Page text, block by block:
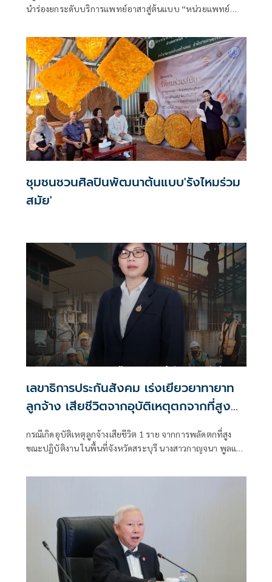
นำร่องยกระดับบริการแพทย์อาสาสู่ต้นแบบ “หน่วยแพทย์
ชุมชนชวนศิลปินพัฒนาต้นแบบ'รังไหมร่วม
สมัย'
เลขาธิการประกันสังคม เร่งเยียวยาทายาท
ลูกจ้าง เสียชีวิตจากอุบัติเหตุตกจากที่สูง
กรณีเกิดอุบัติเหตุลูกจ้างเสียชีวิต 1 ราย จากการพลัดตกที่สูง
ขณะปฏิบัติงาน ในพื้นที่จังหวัดสระบุรี นางสาวกาญจนา พูลแก้ว
เหตุการณ์ที่เกิดขึ้น พร้อมมอบหมายให้ นายภัทรพล ตันเสถียร
ประโยชน์ตามกฎหมายโดยทันที